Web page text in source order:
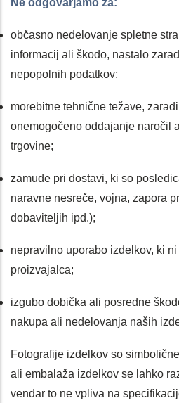
Ne odgovarjamo za:
občasno nedelovanje spletne
informacij ali škodo, nastalo
nepopolnih podatkov;
morebitne tehnične težave,
onemogočeno oddajanje naročil
trgovine;
zamude pri dostavi, ki so
naravne nesreče, vojna, zapora
dobaviteljih ipd.);
nepravilno uporabo izdelkov, ki
proizvajalca;
izgubo dobička ali posredne
nakupa ali nedelovanja naših
Fotografije izdelkov so
ali embalaža izdelkov se lahko
vendar to ne vpliva na